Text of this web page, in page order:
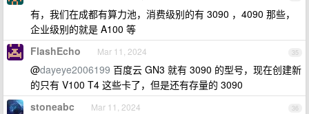
有，我们在成都有算力池，消费级别的有 3090 ，4090 那些，
企业级别的就是 A100 等
35
FlashEcho Mar 11, 2024
@dayeye2006199 百度云 GN3 就有 3090 的型号，现在创建新
的只有 V100 T4 这些卡了，但是还有存量的 3090
36
stoneabc Mar 11, 2024